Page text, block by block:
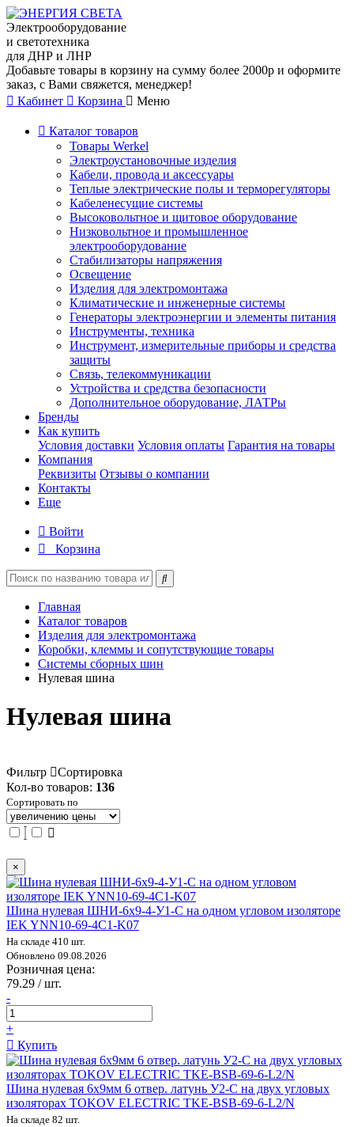
Электрооборудование
и светотехника
для ДНР и ЛНР
Добавьте товары в корзину на сумму более 2000р и оформите
заказ, с Вами свяжется, менеджер!
Кабинет
Корзина Меню
Каталог товаров
Товары Werkel
Электроустановочные изделия
Кабели, провода и аксессуары
Теплые электрические полы и терморегуляторы
Кабеленесущие системы
Высоковольтное и щитовое оборудование
Низковольтное и промышленное
электрооборудование
Стабилизаторы напряжения
Освещение
Изделия для электромонтажа
Климатические и инженерные системы
Генераторы электроэнергии и элементы питания
Инструменты, техника
Инструмент, измерительные приборы и средства
защиты
Связь, телекоммуникации
Устройства и средства безопасности
Дополнительное оборудование, ЛАТРы
Бренды
Как купить
Условия доставки Условия оплаты Гарантия на товары
Компания
Реквизиты Отзывы о компании
Контакты
Еще
Войти
Корзина
Главная
Каталог товаров
Изделия для электромонтажа
Коробки, клеммы и сопутствующие товары
Системы сборных шин
Нулевая шина
Нулевая шина
Фильтр
Сортировка
Кол-во товаров: 136
Сортировать по
×
Шина нулевая ШНИ-6х9-4-У1-С на одном угловом изоляторе
IEK YNN10-69-4C1-K07
На складе 410 шт.
Обновлено 09.08.2026
Розничная цена:
79.29 / шт.
-
+
Купить
Шина нулевая 6х9мм 6 отвер. латунь У2-С на двух угловых
изоляторах TOKOV ELECTRIC TKE-BSB-69-6-L2/N
На складе 82 шт.